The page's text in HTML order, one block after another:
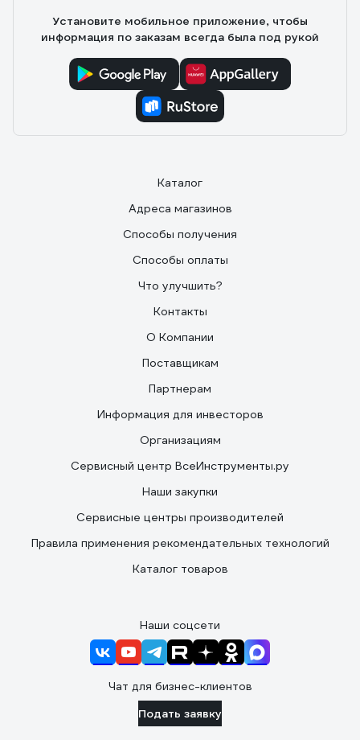
Установите мобильное приложение, чтобы
информация по заказам всегда была под рукой
Каталог
Адреса магазинов
Способы получения
Способы оплаты
Что улучшить?
Контакты
О Компании
Поставщикам
Партнерам
Информация для инвесторов
Организациям
Сервисный центр ВсеИнструменты.ру
Наши закупки
Сервисные центры производителей
Правила применения рекомендательных технологий
Каталог товаров
Наши соцсети
Чат для бизнес-клиентов
Подать заявку